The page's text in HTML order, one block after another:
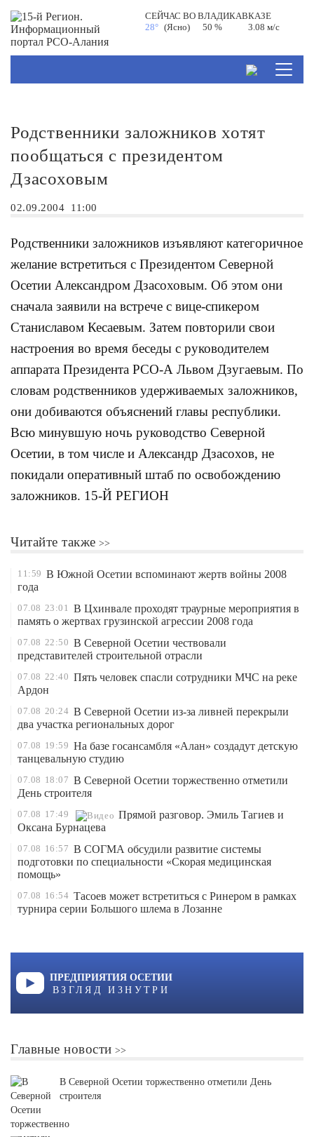
СЕЙЧАС ВОВЛАДИКАВКАЗЕ
28° (Ясно) 50 % 3.08 м/с
Родственники заложников хотят
пообщаться с президентом
Дзасоховым
02.09.2004 11:00
Родственники заложников изъявляют категоричное
желание встретиться с Президентом Северной
Осетии Александром Дзасоховым. Об этом они
сначала заявили на встрече с вице-спикером
Станиславом Кесаевым. Затем повторили свои
настроения во время беседы с руководителем
аппарата Президента РСО-А Львом Дзугаевым. По
словам родственников удерживаемых заложников,
они добиваются объяснений главы республики.
Всю минувшую ночь руководство Северной
Осетии, в том числе и Александр Дзасохов, не
покидали оперативный штаб по освобождению
заложников. 15-Й РЕГИОН
Читайте также
11:59 В Южной Осетии вспоминают жертв войны 2008
года
07.08 23:01 В Цхинвале проходят траурные мероприятия в
память о жертвах грузинской агрессии 2008 года
07.08 22:50 В Северной Осетии чествовали
представителей строительной отрасли
07.08 22:40 Пять человек спасли сотрудники МЧС на реке
Ардон
07.08 20:24 В Северной Осетии из-за ливней перекрыли
два участка региональных дорог
07.08 19:59 На базе госансамбля «Алан» создадут детскую
танцевальную студию
07.08 18:07 В Северной Осетии торжественно отметили
День строителя
07.08 17:49
Прямой разговор. Эмиль Тагиев и
Оксана Бурнацева
07.08 16:57 В СОГМА обсудили развитие системы
подготовки по специальности «Скорая медицинская
помощь»
07.08 16:54 Тасоев может встретиться с Ринером в рамках
турнира серии Большого шлема в Лозанне
ПРЕДПРИЯТИЯ ОСЕТИИ
ВЗГЛЯД ИЗНУТРИ
Главные новости
В Северной Осетии торжественно отметили День
строителя